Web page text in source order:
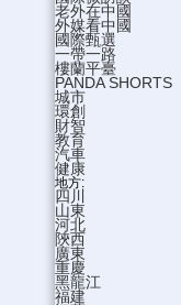
老外在中國
外媒看中國
國際甄選
一帶一路
樓蘭平臺
PANDA SHORTS
城市
環創
財智
教育
汽車
健康
地方:
四川
山東
河北
陝西
廣東
重慶
黑龍江
福建